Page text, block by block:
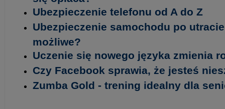
Ubezpieczenie telefonu od A do Z
Ubezpieczenie samochodu po
możliwe?
Uczenie się nowego języka zmienia
Czy Facebook sprawia, że jesteś
Zumba Gold - trening idealny dla